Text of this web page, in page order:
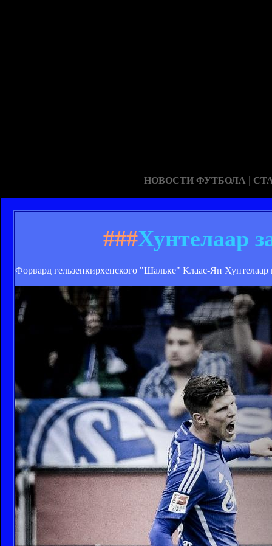
НОВОСТИ ФУТБОЛА |
###Хунтелаар
Форвард гельзенкирхенского "Шальке" Клаас-Ян